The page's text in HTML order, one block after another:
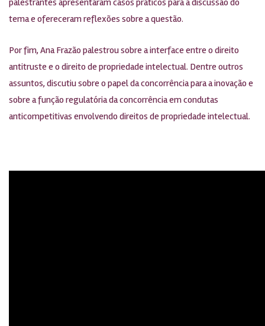
tema e ofereceram reflexões sobre a questão.
Por fim, Ana Frazão palestrou sobre a interface entre o direito
antitruste e o direito de propriedade intelectual. Dentre outros
assuntos, discutiu sobre o papel da concorrência para a inovação e
sobre a função regulatória da concorrência em condutas
anticompetitivas envolvendo direitos de propriedade intelectual.